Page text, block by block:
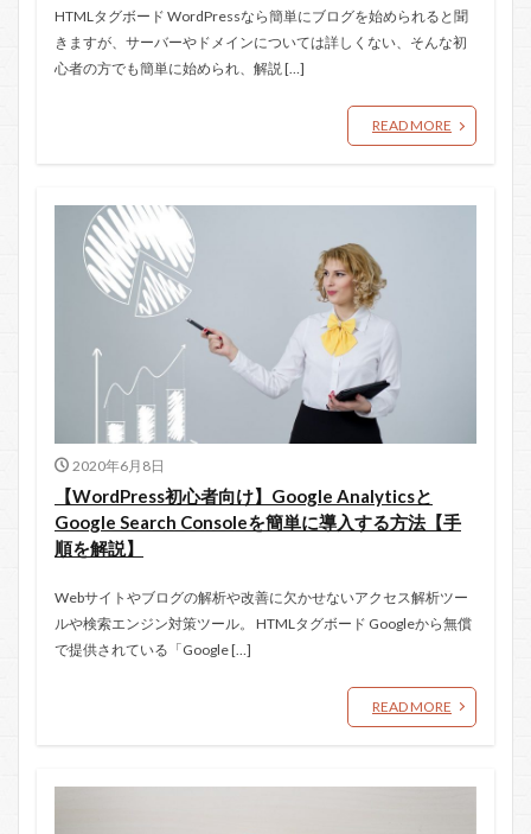
HTMLタグボード WordPressなら簡単にブログを始められると聞
きますが、サーバーやドメインについては詳しくない、そんな初
心者の方でも簡単に始められ、解説 […]
READ MORE
2020年6月8日
【WordPress初心者向け】Google Analyticsと
Google Search Consoleを簡単に導入する方法【手
順を解説】
Webサイトやブログの解析や改善に欠かせないアクセス解析ツー
ルや検索エンジン対策ツール。 HTMLタグボード Googleから無償
で提供されている「Google […]
READ MORE